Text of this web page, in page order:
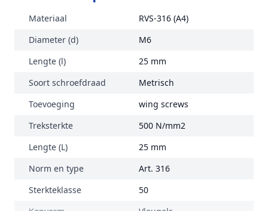
Materiaal
RVS-316 (A4)
Diameter (d)
M6
Lengte (l)
25 mm
Soort schroefdraad
Metrisch
Toevoeging
wing screws
Treksterkte
500 N/mm2
Lengte (L)
25 mm
Norm en type
Art. 316
Sterkteklasse
50